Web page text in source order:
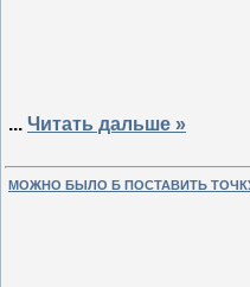
... Читать дальше »
МОЖНО БЫЛО Б ПОСТАВИТЬ